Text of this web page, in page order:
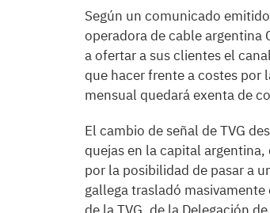
Según un comunicado
operadora de cable argentina
a ofertar a sus clientes el
que hacer frente a costes por
mensual quedará exenta de
El cambio de señal de TVG
quejas en la capital argentina,
por la posibilidad de pasar a
gallega trasladó